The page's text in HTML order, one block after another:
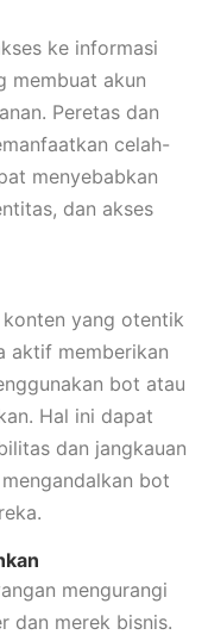
ke informasi
membuat akun
Peretas dan
celah-
menyebabkan
dan akses
yang otentik
aktif memberikan
bot atau
Hal ini dapat
dan jangkauan
bot
mengurangi
dan merek bisnis.